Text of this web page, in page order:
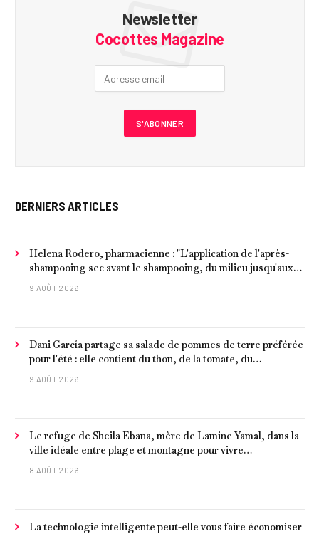
Newsletter
Cocottes Magazine
DERNIERS ARTICLES
Helena Rodero, pharmacienne : "L'application de l'après-
shampooing sec avant le shampooing, du milieu jusqu'aux
pointes, est recommandée pour les cheveux délicats et
9 AOÛT 2026
Dani García partage sa salade de pommes de terre préférée
pour l'été : elle contient du thon, de la tomate, du
concombre et de l'œuf
9 AOÛT 2026
Le refuge de Sheila Ebana, mère de Lamine Yamal, dans la
ville idéale entre plage et montagne pour vivre
tranquillement près de Barcelone
8 AOÛT 2026
La technologie intelligente peut-elle vous faire économiser